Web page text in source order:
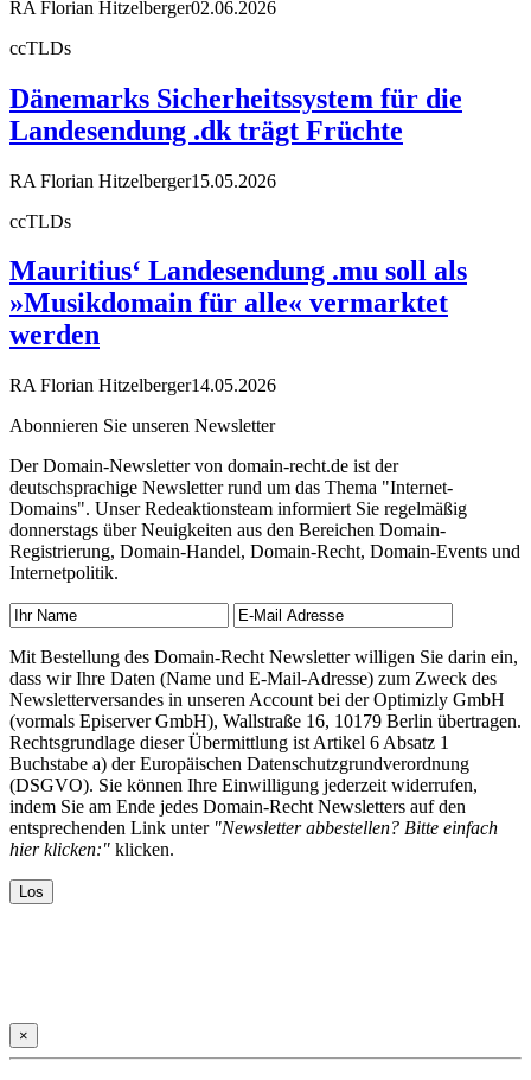
RA Florian Hitzelberger02.06.2026
ccTLDs
Dänemarks Sicherheitssystem für die
Landesendung .dk trägt Früchte
RA Florian Hitzelberger15.05.2026
ccTLDs
Mauritius‘ Landesendung .mu soll als
»Musikdomain für alle« vermarktet
werden
RA Florian Hitzelberger14.05.2026
Abonnieren Sie unseren Newsletter
Der Domain-Newsletter von domain-recht.de ist der
deutschsprachige Newsletter rund um das Thema "Internet-
Domains". Unser Redeaktionsteam informiert Sie regelmäßig
donnerstags über Neuigkeiten aus den Bereichen Domain-
Registrierung, Domain-Handel, Domain-Recht, Domain-Events und
Internetpolitik.
Mit Bestellung des Domain-Recht Newsletter willigen Sie darin ein,
dass wir Ihre Daten (Name und E-Mail-Adresse) zum Zweck des
Newsletterversandes in unseren Account bei der Optimizly GmbH
(vormals Episerver GmbH), Wallstraße 16, 10179 Berlin übertragen.
Rechtsgrundlage dieser Übermittlung ist Artikel 6 Absatz 1
Buchstabe a) der Europäischen Datenschutzgrundverordnung
(DSGVO). Sie können Ihre Einwilligung jederzeit widerrufen,
indem Sie am Ende jedes Domain-Recht Newsletters auf den
entsprechenden Link unter "Newsletter abbestellen? Bitte einfach
hier klicken:" klicken.
×